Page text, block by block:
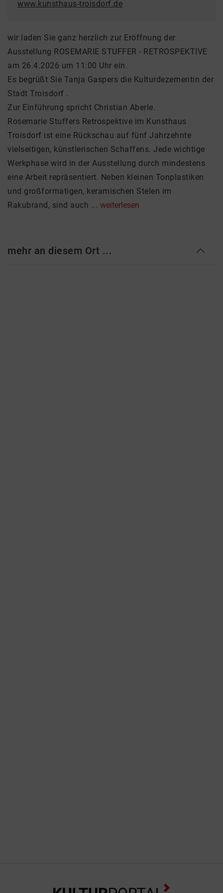
www.kunsthaus-troisdorf.de
wir laden Sie ganz herzlich zur Eröffnung der
Ausstellung ROSEMARIE STUFFER - RETROSPEKTIVE
am 26.4.2026 um 11:00 Uhr ein.
Es begrüßt Sie Tanja Gaspers die Kulturdezernentin der
Stadt Troisdorf .
Zur Einführung spricht Christian Aberle.
Rosemarie Stuffers Retrospektive im Kunsthaus
Troisdorf ist eine Rückschau auf fünf Jahrzehnte
vielseitigen, künstlerischen Schaffens. Jede wichtige
Werkphase wird in der Ausstellung durch mindestens
eine Arbeit repräsentiert. Neben kleinen Tonplastiken
und großformatigen, keramischen Stelen im
Rakubrand, sind auch ... weiterlesen
mehr an diesem Ort ...